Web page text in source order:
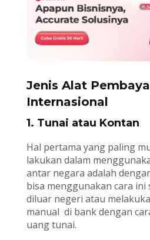
Jenis Alat
Internasional
1. Tunai atau Kontan
Hal pertama yang paling
lakukan dalam
antar negara adalah
bisa menggunakan cara ini
diluar negeri atau
manual di bank dengan
uang tunai.